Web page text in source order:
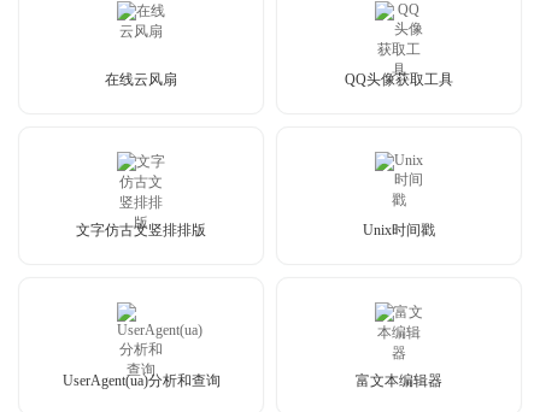
在线云风扇 QQ头像获取工具
文字仿古文竖排排版 Unix时间戳
UserAgent(ua)分析和查询 富文本编辑器